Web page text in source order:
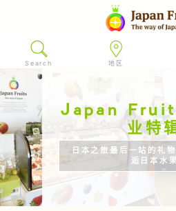
Search 地区
Japan
业特
日本之旅最后一站的礼
逅日本水果